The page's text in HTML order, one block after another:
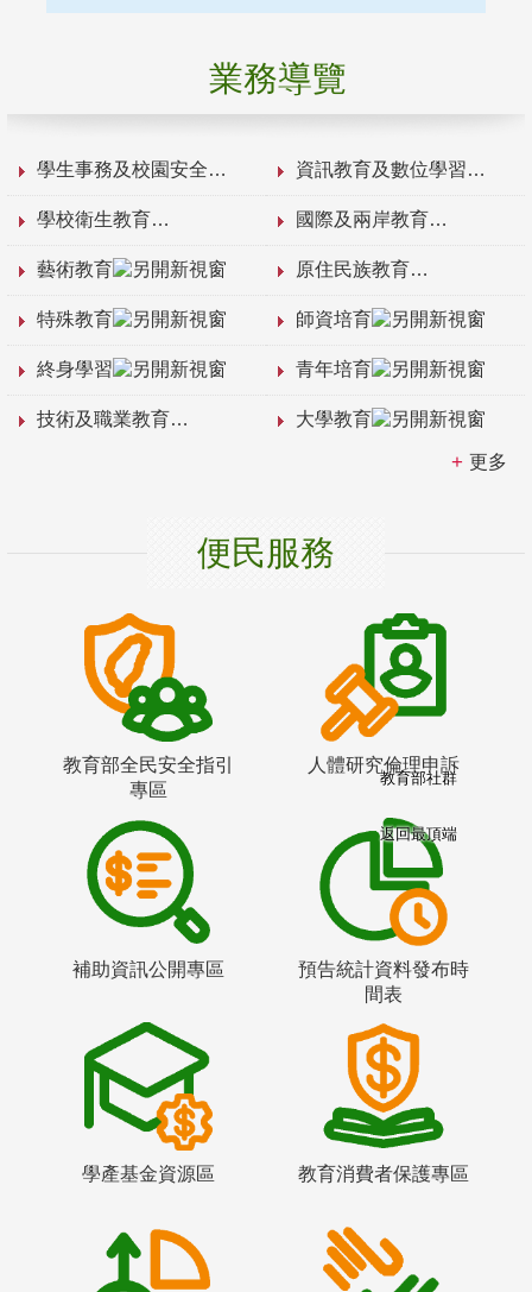
業務導覽
學生事務及校園安全 資訊教育及數位學習
學校衛生教育 國際及兩岸教育
藝術教育 原住民族教育
特殊教育 師資培育
終身學習 青年培育
技術及職業教育 大學教育
更多
便民服務
教育部全民安全指引
專區
人體研究倫理申訴
補助資訊公開專區
預告統計資料發布時
間表
學產基金資源區 教育消費者保護專區
教育部社群
返回最頂端